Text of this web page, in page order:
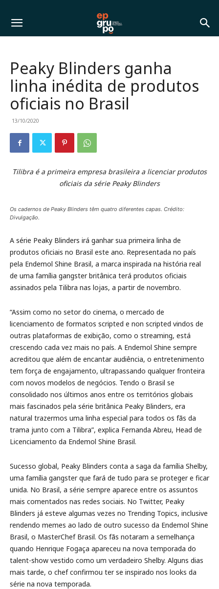
Peaky Blinders ganha
linha inédita de produtos
oficiais no Brasil
13/10/2020
Tilibra é a primeira empresa brasileira a licenciar produtos
oficiais da série Peaky Blinders
Os cadernos de Peaky Blinders têm quatro diferentes capas. Crédito:
Divulgação.
A série Peaky Blinders irá ganhar sua primeira linha de
produtos oficiais no Brasil este ano. Representada no país
pela Endemol Shine Brasil, a marca inspirada na história real
de uma família gangster britânica terá produtos oficiais
assinados pela Tilibra nas lojas, a partir de novembro.
“Assim como no setor do cinema, o mercado de
licenciamento de formatos scripted e non scripted vindos de
outras plataformas de exibição, como o streaming, está
crescendo cada vez mais no país. A Endemol Shine sempre
acreditou que além de encantar audiência, o entretenimento
tem força de engajamento, ultrapassando qualquer fronteira
com novos modelos de negócios. Tendo o Brasil se
consolidado nos últimos anos entre os territórios globais
mais fascinados pela série britânica Peaky Blinders, era
natural trazermos uma linha especial para todos os fãs da
trama junto com a Tilibra”, explica Fernanda Abreu, Head de
Licenciamento da Endemol Shine Brasil.
Sucesso global, Peaky Blinders conta a saga da família Shelby,
uma família gangster que fará de tudo para se proteger e ficar
unida. No Brasil, a série sempre aparece entre os assuntos
mais comentados nas redes sociais. No Twitter, Peaky
Blinders já esteve algumas vezes no Trending Topics, inclusive
rendendo memes ao lado de outro sucesso da Endemol Shine
Brasil, o MasterChef Brasil. Os fãs notaram a semelhança
quando Henrique Fogaça apareceu na nova temporada do
talent-show vestido como um verdadeiro Shelby. Alguns dias
mais tarde, o chef confirmou ter se inspirado nos looks da
série na nova temporada.